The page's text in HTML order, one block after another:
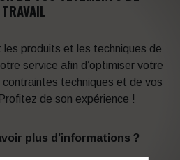
TRAVAIL
produits et les techniques de
service afin d’optimiser votre
techniques et de vos
de son expérience !
plus d’informations ?